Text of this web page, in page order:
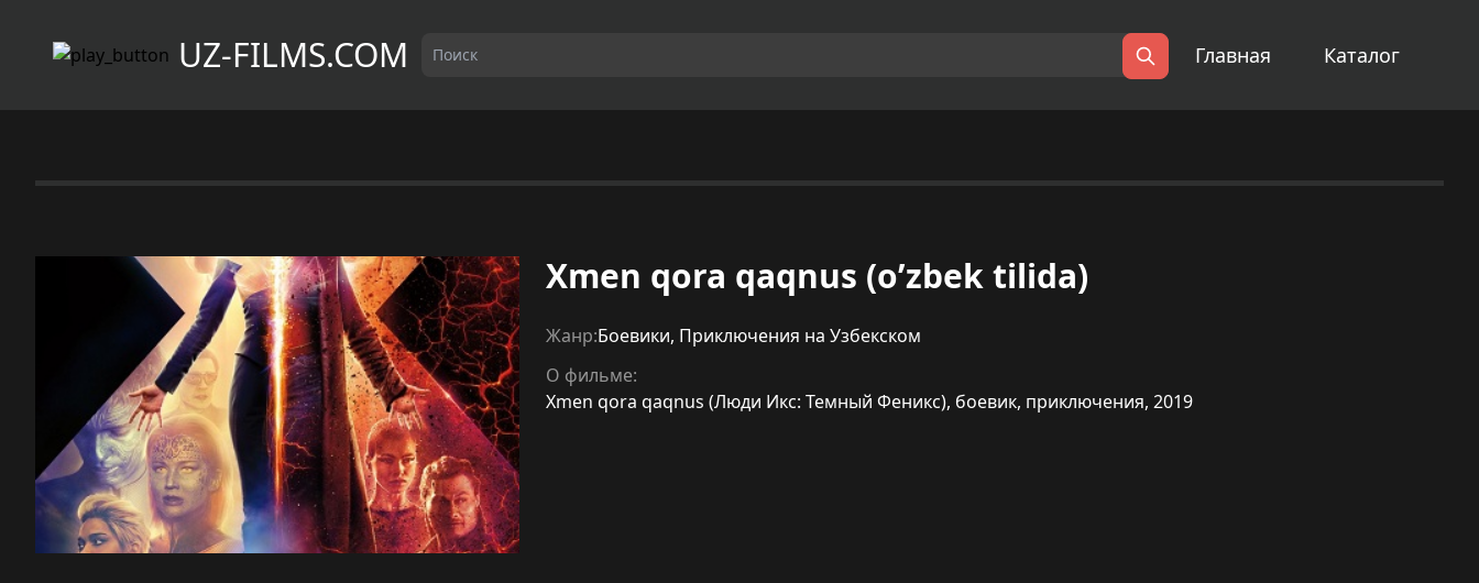
UZ-FILMS.COM Поиск
Главная Каталог
Xmen qora qaqnus (o’zbek tilida)
Жанр:Боевики, Приключения на Узбекском
О фильме:
Xmen qora qaqnus (Люди Икс: Темный Феникс), боевик, приключения, 2019